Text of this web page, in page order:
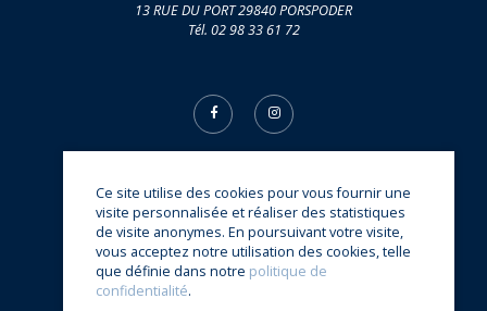
13 RUE DU PORT 29840 PORSPODER
Tél. 02 98 33 61 72
© Éditions Géorama 2026
une réalisation Sitedit
Ce site utilise des cookies pour vous fournir une
visite personnalisée et réaliser des statistiques
de visite anonymes. En poursuivant votre visite,
vous acceptez notre utilisation des cookies, telle
que définie dans notre politique de
confidentialité.